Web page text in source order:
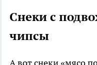
Снеки с
чипсы
А вот снеки «мясо